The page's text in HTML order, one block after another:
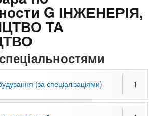
Онлайн курси
За кордоном
G ІНЖЕНЕРІЯ,
ТА
(за спеціалізаціями) 1